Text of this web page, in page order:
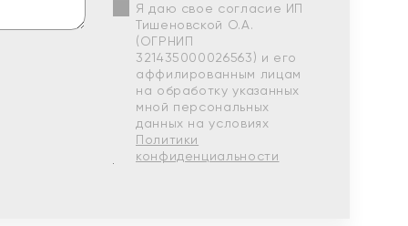
Я даю свое согласие ИП
Тишеновской О.А.
(ОГРНИП
321435000026563) и его
аффилированным лицам
на обработку указанных
мной персональных
данных на условиях
Политики
конфиденциальности